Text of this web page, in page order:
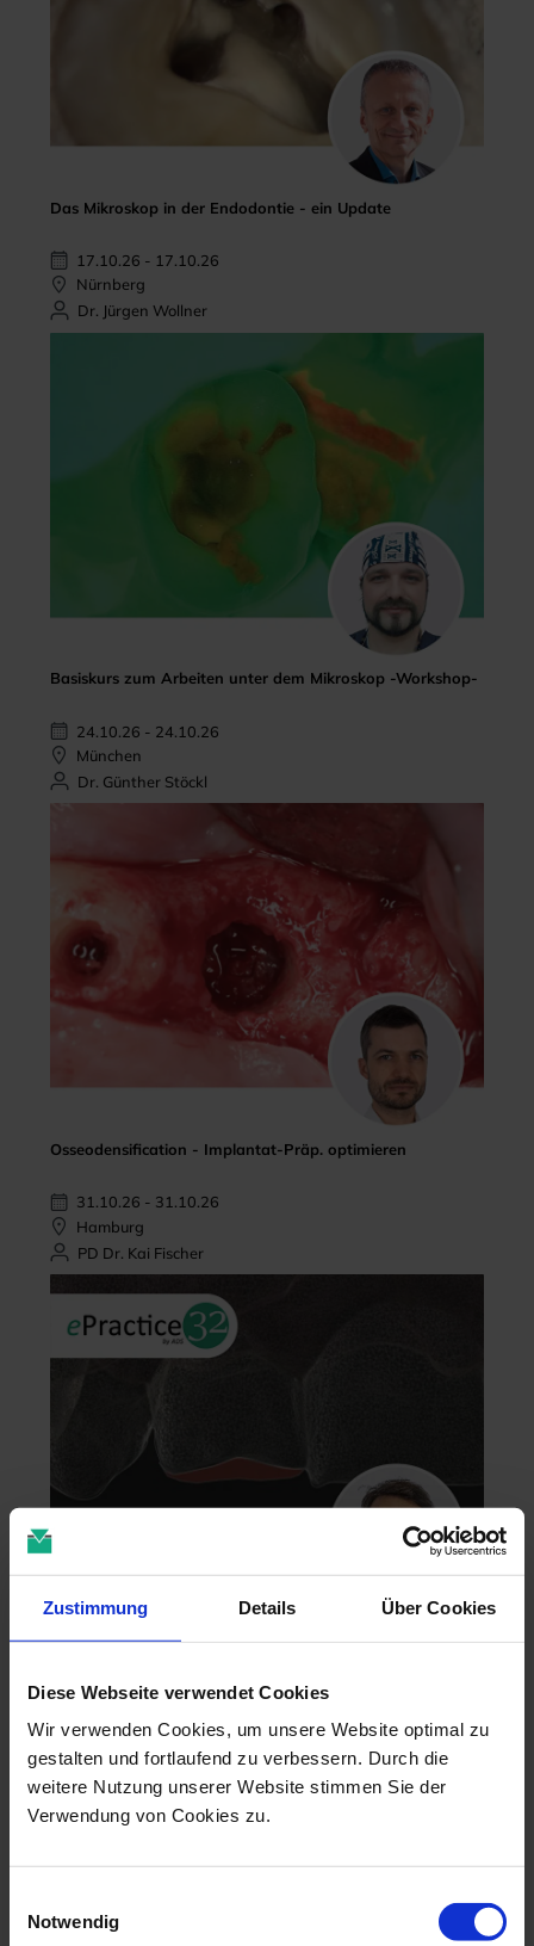
Zustimmung Details Über Cookies
Diese Webseite verwendet Cookies
Wir verwenden Cookies, um unsere Website optimal zu
gestalten und fortlaufend zu verbessern. Durch die
weitere Nutzung unserer Website stimmen Sie der
Verwendung von Cookies zu.
Notwendig
Das Mikroskop in der Endodontie - ein Update
17.10.26 - 17.10.26
Nürnberg
Dr. Jürgen Wollner
Basiskurs zum Arbeiten unter dem Mikroskop -Workshop-
24.10.26 - 24.10.26
München
Dr. Günther Stöckl
Osseodensification - Implantat-Präp. optimieren
31.10.26 - 31.10.26
Hamburg
PD Dr. Kai Fischer
Zahntechnik im 4D-Zeitalter
online
Dr. Christian Leonhardt